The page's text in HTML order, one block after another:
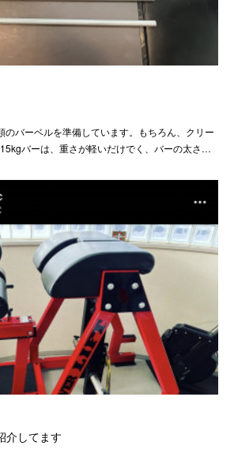
バーベルを準備しています。もちろん、クリー
バーは、重さが軽いだけでく、バーの太さ…
介してます